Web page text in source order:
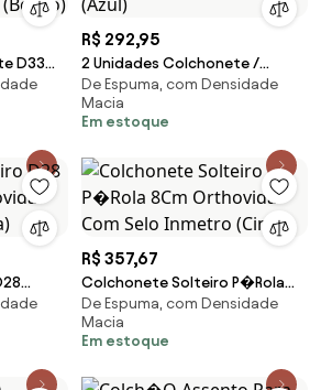
D33
R$ 292,95
2 Unidades Colchonete /
Colch�O Para Visita D20 (Azul)
De Espuma, com Densidade
Macia
Em estoque
Selo
R$ 357,67
Colchonete Solteiro P�Rola
8Cm Orthovida Com Selo
Inmetro (Cinza)
De Espuma, com Densidade
Macia
Em estoque